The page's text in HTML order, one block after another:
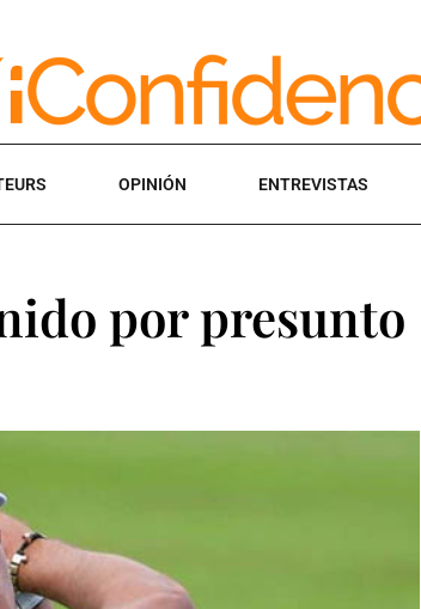
OPINIÓN ENTREVISTAS
por presunto